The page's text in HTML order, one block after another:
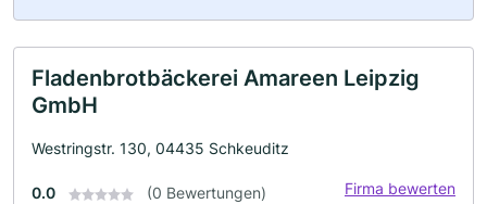
Fladenbrotbäckerei Amareen Leipzig
GmbH
Westringstr. 130, 04435 Schkeuditz
0.0 (0 Bewertungen) Firma bewerten